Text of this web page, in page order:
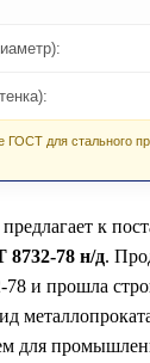
для стального
к
78 н/д.
и прошла
для